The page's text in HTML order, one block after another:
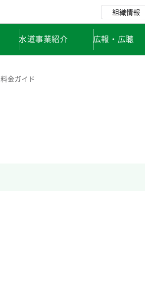
組織情報
水道事業紹介 広報・広聴
料金ガイド